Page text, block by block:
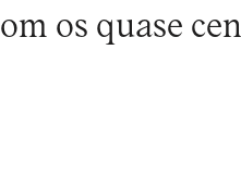
os quase